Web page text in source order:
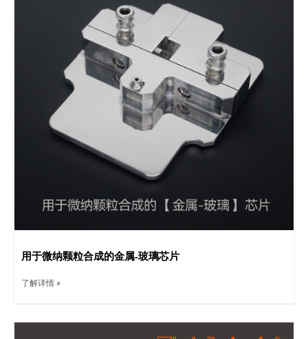
用于微纳颗粒合成的金属-玻璃芯片
了解详情 »